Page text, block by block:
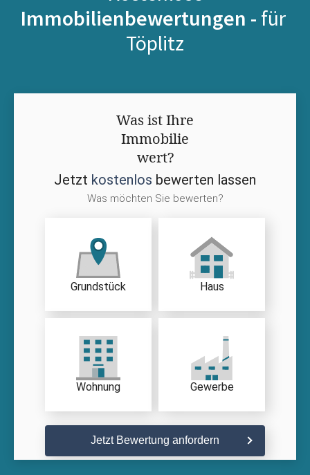
Immobilienbewertungen - für
Töplitz
Was ist Ihre
Immobilie
wert?
Jetzt kostenlos bewerten lassen
Was möchten Sie bewerten?
Grundstück Haus
Wohnung Gewerbe
Jetzt Bewertung anfordern